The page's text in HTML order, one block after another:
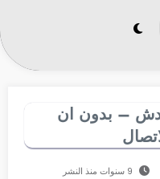
– بدون ان
9 سنوات منذ النشر